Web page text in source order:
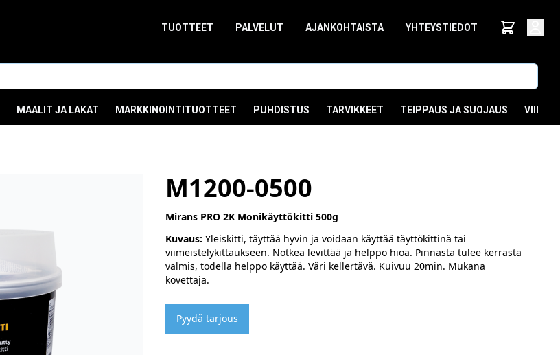
TUOTTEET PALVELUT AJANKOHTAISTA YHTEYSTIEDOT
MAALIT JA LAKAT MARKKINOINTITUOTTEET PUHDISTUS TARVIKKEET TEIPPAUS JA SUOJAUS
M1200-0500
Mirans PRO 2K Monikäyttökitti 500g
Kuvaus: Yleiskitti, täyttää hyvin ja voidaan käyttää täyttökittinä tai
viimeistelykittaukseen. Notkea levittää ja helppo hioa. Pinnasta tulee kerrasta
valmis, todella helppo käyttää. Väri kellertävä. Kuivuu 20min. Mukana
kovettaja.
Pyydä tarjous